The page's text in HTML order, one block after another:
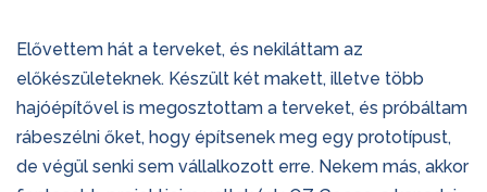
Elővettem hát a terveket, és nekiláttam az
előkészületeknek. Készült két makett, illetve több
hajóépítővel is megosztottam a terveket, és próbáltam
rábeszélni őket, hogy építsenek meg egy prototípust,
de végül senki sem vállalkozott erre. Nekem más, akkor